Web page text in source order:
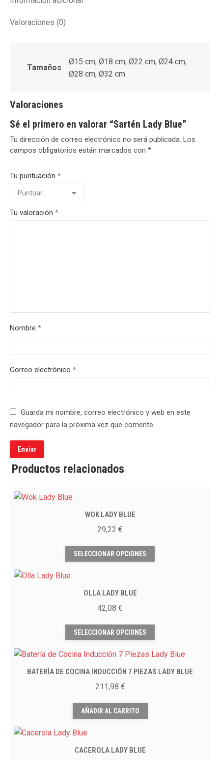
Valoraciones (0)
Tamaños
Ø15 cm, Ø18 cm, Ø22 cm, Ø24 cm,
Ø28 cm, Ø32 cm
Valoraciones
Sé el primero en valorar “Sartén Lady Blue”
Tu dirección de correo electrónico no será publicada. Los
campos obligatorios están marcados con *
Tu puntuación *
Tu valoración *
Nombre *
Correo electrónico *
Guarda mi nombre, correo electrónico y web en este
navegador para la próxima vez que comente.
Productos relacionados
WOK LADY BLUE
29,22 €
SELECCIONAR OPCIONES
Este
pueden
elegir
en
OLLA LADY BLUE
42,08 €
SELECCIONAR OPCIONES
Este
múltiples
variantes.
BATERÍA DE COCINA INDUCCIÓN 7 PIEZAS LADY BLUE
211,98 €
AÑADIR AL CARRITO
CACEROLA LADY BLUE